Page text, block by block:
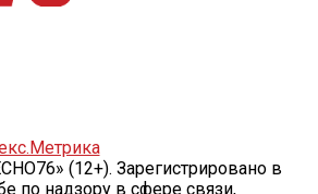
(12+). Зарегистрировано в
по надзору в сфере связи,